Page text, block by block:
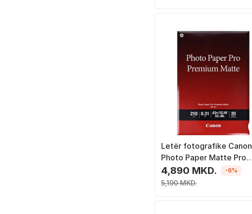
Letër fotografike Canon
Photo Paper Matte Pro
Premium, A3+, matte, e
bardhë
4,890 MKD.
5,190 MKD.
-6%